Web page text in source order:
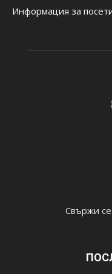
Информация за
Свържи се